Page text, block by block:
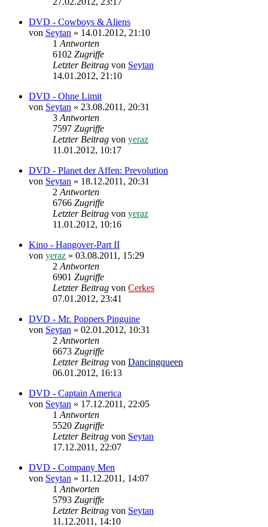
DVD - Cowboys & Aliens
von Seytan » 14.01.2012, 21:10
1 Antworten
6102 Zugriffe
Letzter Beitrag von Seytan
14.01.2012, 21:10
DVD - Ohne Limit
von Seytan » 23.08.2011, 20:31
3 Antworten
7597 Zugriffe
Letzter Beitrag von yeraz
11.01.2012, 10:17
DVD - Planet der Affen: Prevolution
von Seytan » 18.12.2011, 20:31
2 Antworten
6766 Zugriffe
Letzter Beitrag von yeraz
11.01.2012, 10:16
Kino - Hangover-Part II
von yeraz » 03.08.2011, 15:29
2 Antworten
6901 Zugriffe
Letzter Beitrag von Cerkes
07.01.2012, 23:41
DVD - Mr. Poppers Pinguine
von Seytan » 02.01.2012, 10:31
2 Antworten
6673 Zugriffe
Letzter Beitrag von Dancingqueen
06.01.2012, 16:13
DVD - Captain America
von Seytan » 17.12.2011, 22:05
1 Antworten
5520 Zugriffe
Letzter Beitrag von Seytan
17.12.2011, 22:07
DVD - Company Men
von Seytan » 11.12.2011, 14:07
1 Antworten
5793 Zugriffe
Letzter Beitrag von Seytan
11.12.2011, 14:10